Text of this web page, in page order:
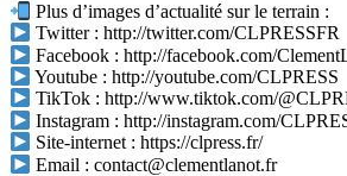
Plus d’images d’actualité sur le terrain :
Twitter : http://twitter.com/CLPRESSFR
Facebook : http://facebook.com/
Youtube : http://youtube.com/CLPRESS
TikTok : http://www.tiktok.com/
Instagram : http://instagram.com/
Site-internet : https://clpress.fr/
Email : contact@clementlanot.fr